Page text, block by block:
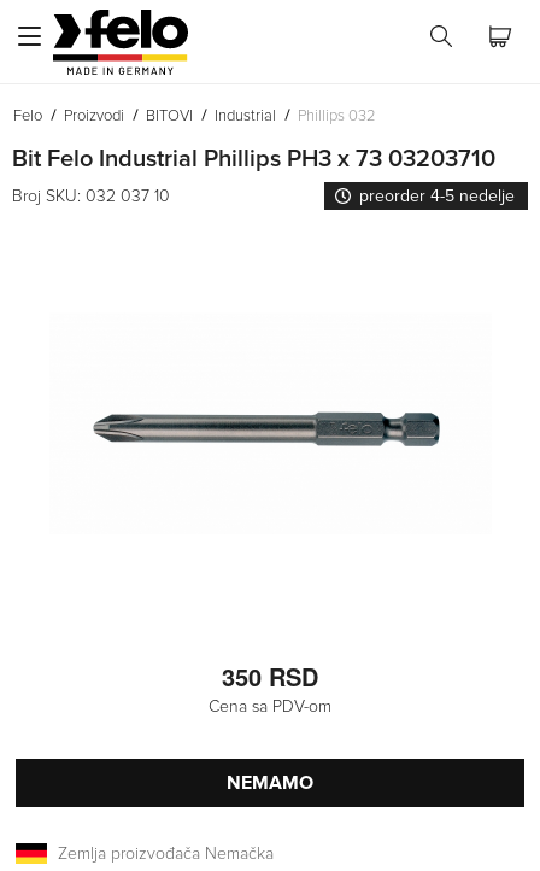
Felo Proizvodi BITOVI Industrial Phillips 032
Bit Felo Industrial Phillips PH3 x 73 03203710
Broj SKU: 032 037 10 preorder 4-5 nedelje
350 RSD
Cena sa PDV-om
NEMAMO
Zemlja proizvođača Nemačka